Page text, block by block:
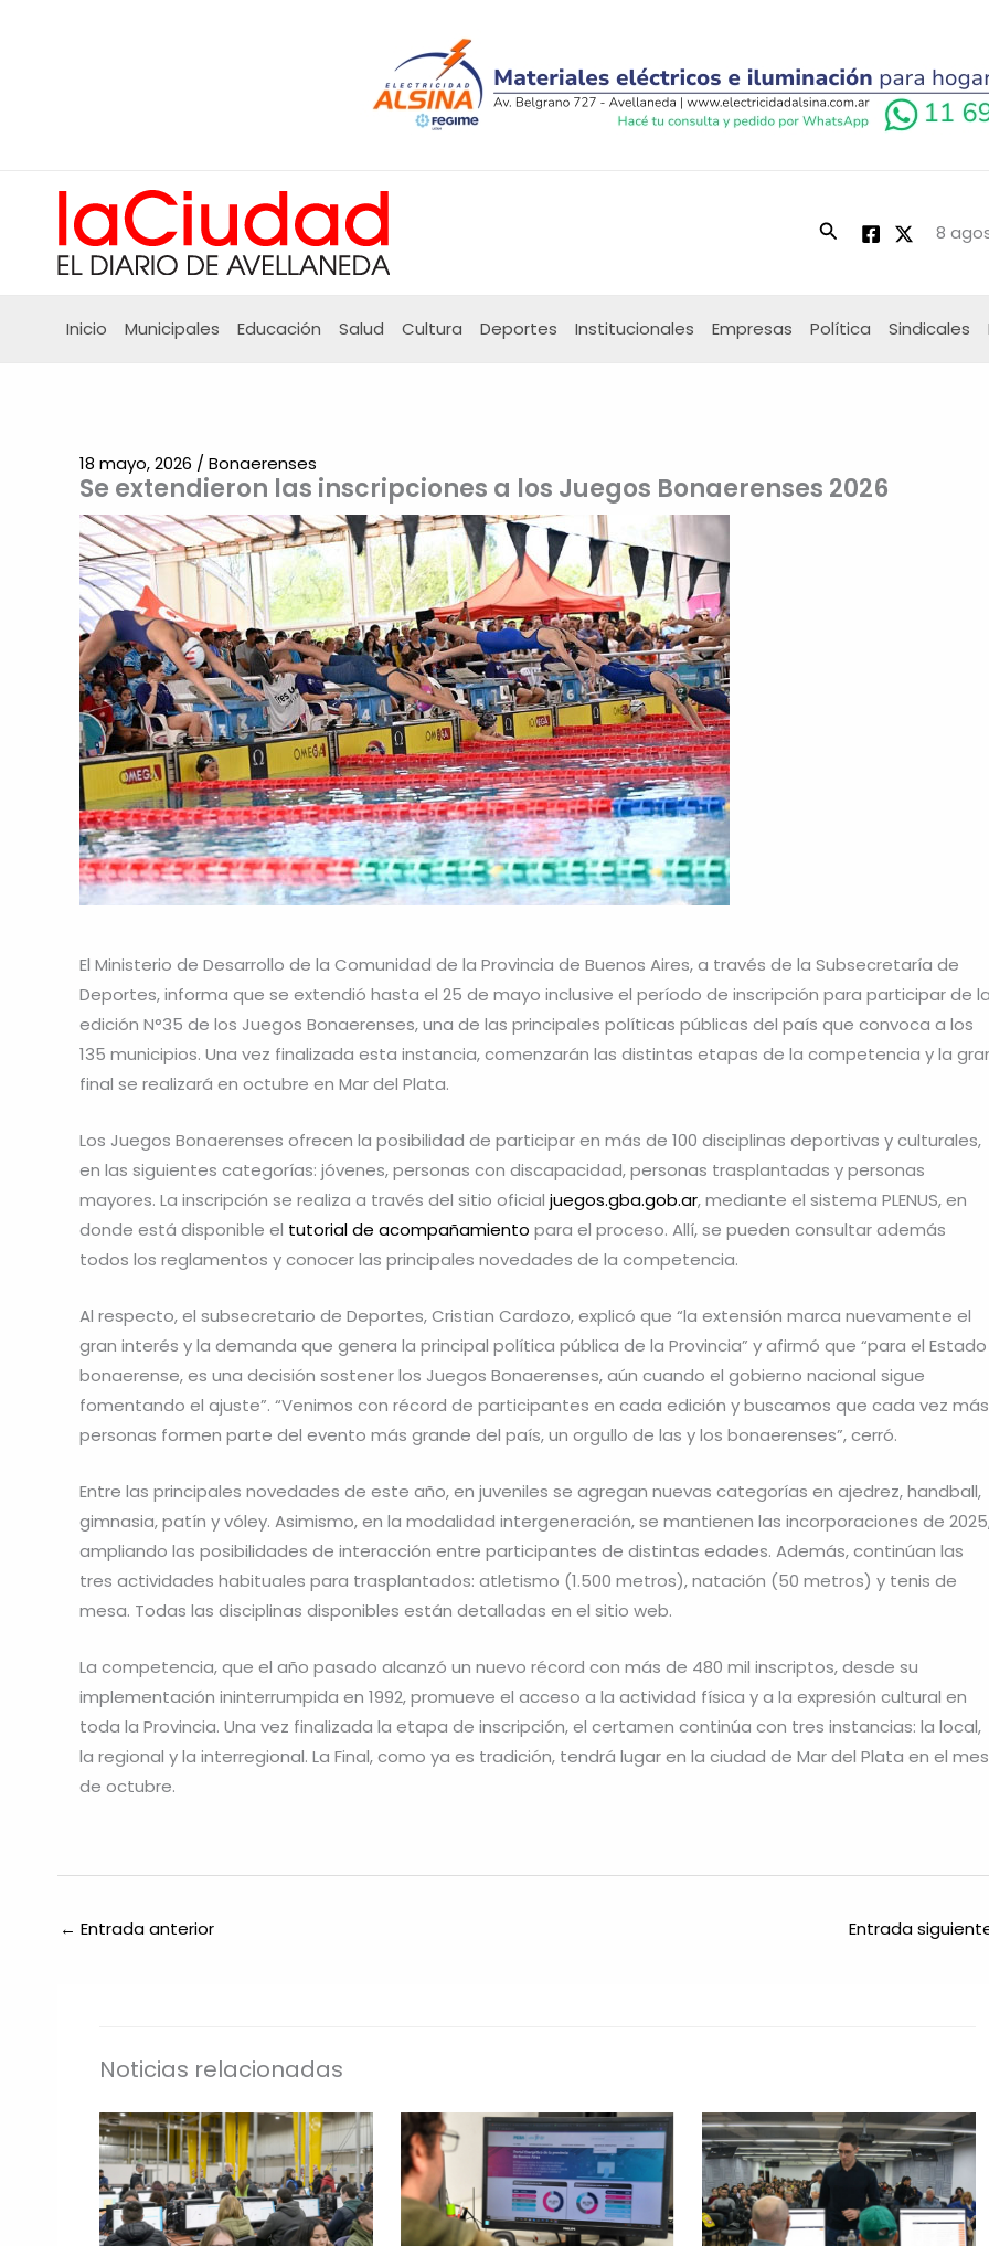
Buscar 8
Inicio Municipales Educación Salud Cultura Deportes Institucionales Empresas Política Sindicales
Se extendieron las inscripciones a los Juegos Bonaerenses 2026
18 mayo, 2026 / Bonaerenses
El Ministerio de Desarrollo de la Comunidad de la Provincia de Buenos Aires, a través de la Subsecretaría de
Deportes, informa que se extendió hasta el 25 de mayo inclusive el período de inscripción para participar de
edición N°35 de los Juegos Bonaerenses, una de las principales políticas públicas del país que convoca a los
135 municipios. Una vez finalizada esta instancia, comenzarán las distintas etapas de la competencia y la
final se realizará en octubre en Mar del Plata.
Los Juegos Bonaerenses ofrecen la posibilidad de participar en más de 100 disciplinas deportivas y culturales,
en las siguientes categorías: jóvenes, personas con discapacidad, personas trasplantadas y personas
mayores. La inscripción se realiza a través del sitio oficial juegos.gba.gob.ar, mediante el sistema PLENUS, en
donde está disponible el tutorial de acompañamiento para el proceso. Allí, se pueden consultar además
todos los reglamentos y conocer las principales novedades de la competencia.
Al respecto, el subsecretario de Deportes, Cristian Cardozo, explicó que “la extensión marca nuevamente el
gran interés y la demanda que genera la principal política pública de la Provincia” y afirmó que “para el Estado
bonaerense, es una decisión sostener los Juegos Bonaerenses, aún cuando el gobierno nacional sigue
fomentando el ajuste”. “Venimos con récord de participantes en cada edición y buscamos que cada vez más
personas formen parte del evento más grande del país, un orgullo de las y los bonaerenses”, cerró.
Entre las principales novedades de este año, en juveniles se agregan nuevas categorías en ajedrez, handball,
gimnasia, patín y vóley. Asimismo, en la modalidad intergeneración, se mantienen las incorporaciones de
ampliando las posibilidades de interacción entre participantes de distintas edades. Además, continúan las
tres actividades habituales para trasplantados: atletismo (1.500 metros), natación (50 metros) y tenis de
mesa. Todas las disciplinas disponibles están detalladas en el sitio web.
La competencia, que el año pasado alcanzó un nuevo récord con más de 480 mil inscriptos, desde su
implementación ininterrumpida en 1992, promueve el acceso a la actividad física y a la expresión cultural en
toda la Provincia. Una vez finalizada la etapa de inscripción, el certamen continúa con tres instancias: la local,
la regional y la interregional. La Final, como ya es tradición, tendrá lugar en la ciudad de Mar del Plata en el mes
de octubre.
← Entrada anterior Entrada
Noticias relacionadas